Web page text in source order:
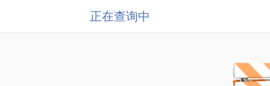
正在查询中